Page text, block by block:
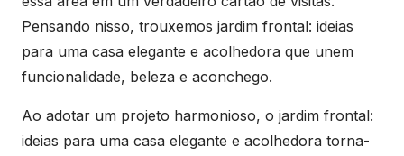
Pensando nisso, trouxemos jardim frontal: ideias
para uma casa elegante e acolhedora que unem
funcionalidade, beleza e aconchego.
Ao adotar um projeto harmonioso, o jardim frontal:
ideias para uma casa elegante e acolhedora torna-